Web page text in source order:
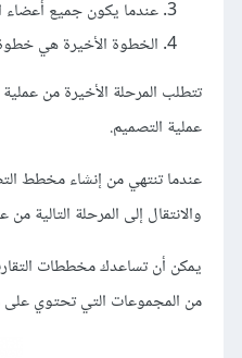
عندما يكون جميع أعضاء
الخطوة الأخيرة هي
تتطلب المرحلة الأخيرة من
عملية التصميم.
عندما تنتهي من إنشاء مخطط
والانتقال إلى المرحلة التالية
يمكن أن تساعدك مخططات
من المجموعات التي تحتوي على